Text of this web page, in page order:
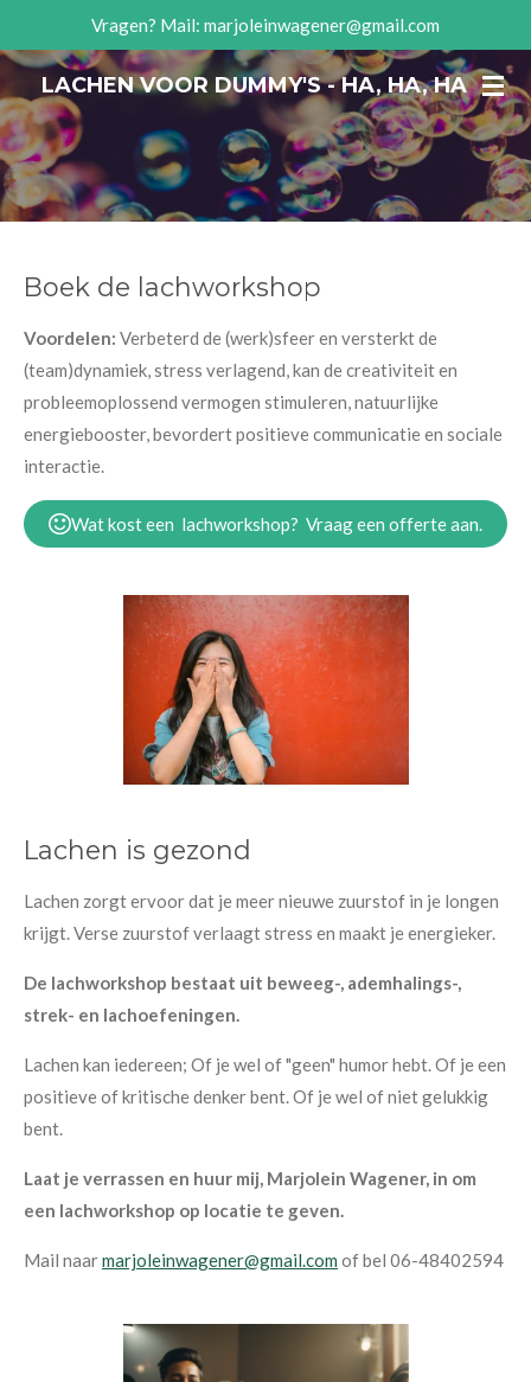
direct
naar
de
hoofdinhoud
LACHEN VOOR DUMMY'S - HA, HA, HA
Vragen? Mail: marjoleinwagener@gmail.com
Boek de lachworkshop
Voordelen: Verbeterd de (werk)sfeer en versterkt de
(team)dynamiek, stress verlagend, kan de creativiteit en
probleemoplossend vermogen stimuleren, natuurlijke
energiebooster, bevordert positieve communicatie en sociale
interactie.
Wat kost een lachworkshop? Vraag een offerte aan.
Lachen is gezond
Lachen zorgt ervoor dat je meer nieuwe zuurstof in je longen
krijgt. Verse zuurstof verlaagt stress en maakt je energieker.
De lachworkshop bestaat uit beweeg-, ademhalings-,
strek- en lachoefeningen.
Lachen kan iedereen; Of je wel of "geen" humor hebt. Of je een
positieve of kritische denker bent. Of je wel of niet gelukkig
bent.
Laat je verrassen en huur mij, Marjolein Wagener, in om
een lachworkshop op locatie te geven.
Mail naarmarjoleinwagener@gmail.com of bel 06-48402594